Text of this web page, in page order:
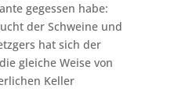
gegessen habe:
der Schweine und
hat sich der
gleiche Weise von
Keller